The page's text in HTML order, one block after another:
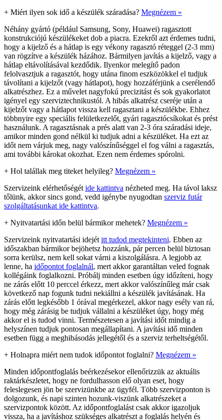
+ Miért ilyen sok idő a készülék száradása? Megnézem »
Néhány gyártó (például Samsung, Sony, Huawei) ragasztott
konstrukciójú készülékeket dob a piacra. Ezekről azt érdemes tudni,
hogy a kijelző és a hátlap is egy vékony ragasztó réteggel (2-3 mm)
van rögzítve a készülék házához. Bármilyen javítás a kijelző, vagy a
hátlap eltávolításával kezdődik. Ilyenkor melegítő padon
felolvasztjuk a ragasztót, hogy utána finom eszközökkel el tudjuk
távolítani a kijelzőt (vagy hátlapot), hogy hozzáférjünk a cserélendő
alkatrészhez. Ez a művelet nagyfokú precizitást és sok gyakorlatot
igényel egy szerviztechnikustól. A hibás alkatrész cseréje után a
kijelzőt vagy a hátlapot vissza kell ragasztani a készülékbe. Ehhez
többnyire egy speciális felületkezelőt, gyári ragasztócsíkokat és prést
használunk. A ragasztásnak a prés alatt van 2-3 óra száradási ideje,
amikor minden gond nélkül ki tudjuk adni a készüléket. Ha ezt az
időt nem várjuk meg, nagy valószínűséggel el fog válni a ragasztás,
ami további károkat okozhat. Ezen nem érdemes spórolni.
+ Hol talállak meg titeket helyileg? Megnézem »
Szervizeink elérhetőségét ide kattintva nézheted meg. Ha távol laksz
tőlünk, akkor sincs gond, vedd igénybe nyugodtan szerviz futár
szolgáltatásunkat ide kattintva.
+ Nyitvatartási időn belül bármikor mehetek? Megnézem »
Szervizeink nyitvatartási idejét itt tudod megtekinteni. Ebben az
időszakban bármikor bejöhetsz hozzánk, pár percen belül biztosan
sorra kerülsz, nem kell sokat várni a kiszolgálásra. A legjobb az
lenne, ha időpontot foglalnál, mert akkor garantáltan veled fognak
kollégáink foglalkozni. Próbálj minden esetben úgy időzíteni, hogy
ne zárás előtt 10 perccel érkezz, mert akkor valószínűleg már csak
következő nap fogunk tudni nekiállni a készülék javításának. Ha
zárás előtt legkésőbb 1 órával megérkezel, akkor nagy esély van rá,
hogy még zárásig be tudjuk vállalni a készüléket úgy, hogy még
akkor el is tudod vinni. Természetesen a javítási időt mindig a
helyszínen tudjuk pontosan megállapítani. A javítási idő minden
esetben függ a meghibásodás jellegétől és a szerviz terheltségétől.
+ Holnapra miért nem tudok időpontot foglalni? Megnézem »
Minden időpontfoglalás beérkezésekor ellenőrizzük az aktuális
raktárkészletet, hogy ne fordulhasson elő olyan eset, hogy
feleslegesen jön be szervizünkbe az ügyfél. Több szervizponton is
dolgozunk, és napi szinten hozunk-viszünk alkatrészeket a
szervizpontok között. Az időpontfoglalást csak akkor igazoljuk
vissza, ha a javításhoz szükséges alkatrészt a foglalás helyén és